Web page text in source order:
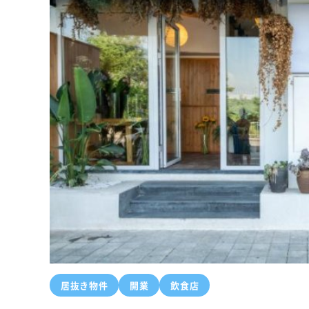
居抜き物件 開業 飲食店